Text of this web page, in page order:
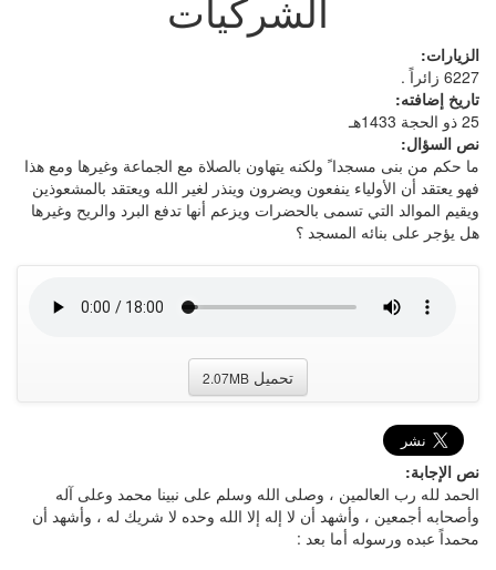
الزيارات:
6227 زائراً .
تاريخ إضافته:
25 ذو الحجة 1433هـ
نص السؤال:
ما حكم من بنى مسجدا ً ولكنه يتهاون بالصلاة مع الجماعة وغيرها ومع هذا
فهو يعتقد أن الأولياء ينفعون ويضرون وينذر لغير الله ويعتقد بالمشعوذين
ويقيم الموالد التي تسمى بالحضرات ويزعم أنها تدفع البرد والريح وغيرها
هل يؤجر على بنائه المسجد ؟
تحميل 2.07MB
نص الإجابة:
الحمد لله رب العالمين ، وصلى الله وسلم على نبينا محمد وعلى آله
وأصحابه أجمعين ، وأشهد أن لا إله إلا الله وحده لا شريك له ، وأشهد أن
محمداً عبده ورسوله أما بعد :